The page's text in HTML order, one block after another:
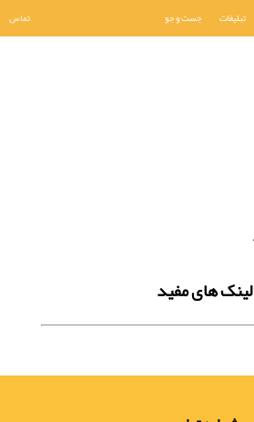
تبلیغات جست و جو تماس
لینک های مفید